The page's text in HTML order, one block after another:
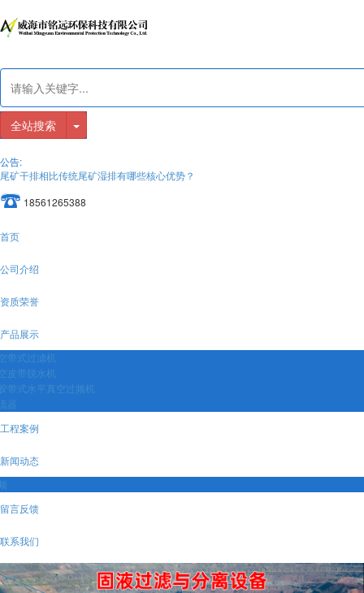
全站搜索
公告:
尾矿干排相比传统尾矿湿排有哪些核心优势？
18561265388
首页
公司介绍
资质荣誉
产品展示
带式过滤机
皮带脱水机
带式水平真空过频机
器
工程案例
新闻动态
留言反馈
联系我们